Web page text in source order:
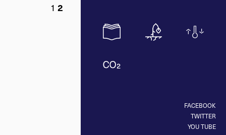
FACEBOOK
TWITTER
YOU TUBE
1 2